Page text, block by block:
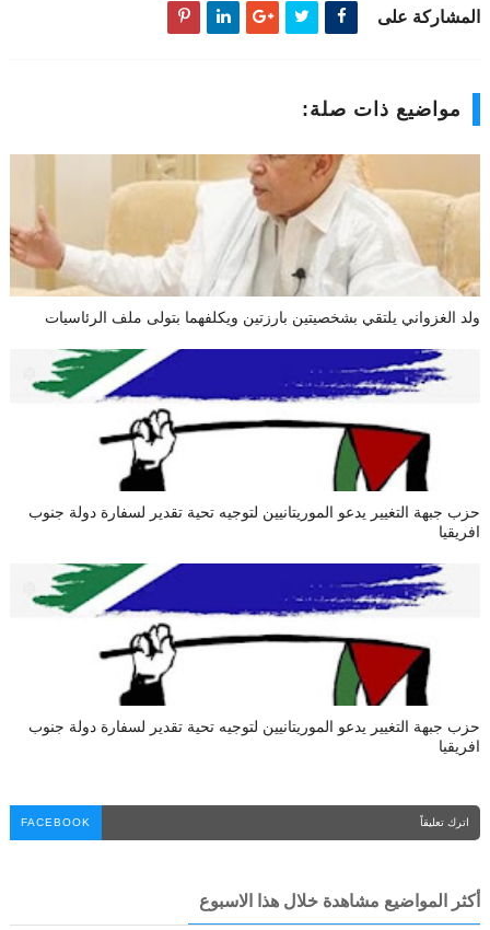
المشاركة على
مواضيع ذات صلة:
ولد الغزواني يلتقي بشخصيتين بارزتين ويكلفهما بتولى ملف الرئاسيات
حزب جبهة التغيير يدعو الموريتانيين لتوجيه تحية تقدير لسفارة دولة جنوب
افريقيا
حزب جبهة التغيير يدعو الموريتانيين لتوجيه تحية تقدير لسفارة دولة جنوب
افريقيا
اترك تعليقاً FACEBOOK
أكثر المواضيع مشاهدة خلال هذا الاسبوع